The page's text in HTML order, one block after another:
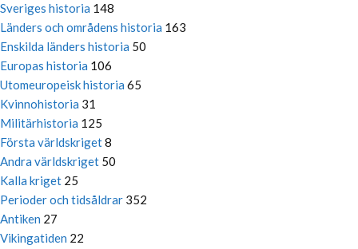
Sveriges historia 148
Länders och områdens historia 163
Enskilda länders historia 50
Europas historia 106
Utomeuropeisk historia 65
Kvinnohistoria 31
Militärhistoria 125
Första världskriget8
Andra världskriget 50
Kalla kriget 25
Perioder och tidsåldrar 352
Antiken 27
Vikingatiden 22